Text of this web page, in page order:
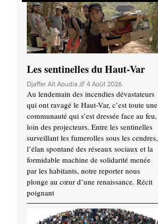
Les sentinelles du Haut-Var
Djaffer Ait Aoudia 4 Août 2026
Au lendemain des incendies dévastateurs
qui ont ravagé le Haut-Var, c’est toute une
communauté qui s’est dressée face au feu,
loin des projecteurs. Entre les sentinelles
surveillant les fumerolles sous les cendres,
l’élan spontané des réseaux sociaux et la
formidable machine de solidarité menée
par les habitants, notre reporter nous
plonge au cœur d’une renaissance. Récit
poignant